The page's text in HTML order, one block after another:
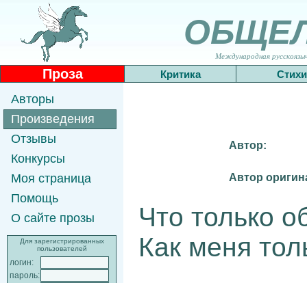
Международная
Проза Критика Стихи
Авторы
Произведения
Отзывы
Конкурсы
Моя страница
Помощь
О сайте прозы
Для зарегистрированных
пользователей
логин:
пароль:
Автор:
Автор
Что только
Как меня